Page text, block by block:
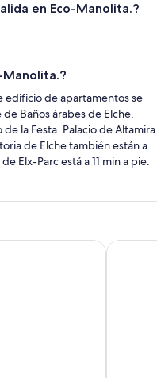
en Eco-Manolita.?
Manolita.?
edificio de apartamentos se
Baños árabes de Elche,
la Festa. Palacio de Altamira
de Elche también están a
Elx-Parc está a 11 min a pie.
Resort Hotel